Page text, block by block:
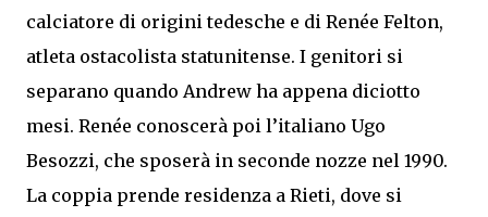
calciatore di origini tedesche e di Renée Felton,
atleta ostacolista statunitense. I genitori si
separano quando Andrew ha appena diciotto
mesi. Renée conoscerà poi l’italiano Ugo
Besozzi, che sposerà in seconde nozze nel 1990.
La coppia prende residenza a Rieti, dove si